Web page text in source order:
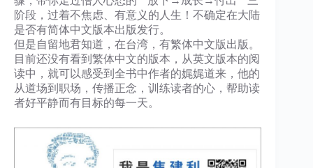
阶段，过着不焦虑、有意义的人生！不确定在大陆
是否有简体中文版本出版发行。
但是自留地君知道，在台湾，有繁体中文版出版。
目前还没有看到繁体中文的版本，从英文版本的阅
读中，就可以感受到全书中作者的娓娓道来，他的
从道场到职场，传播正念，训练读者的心，帮助读
者好平静而有目标的每一天。